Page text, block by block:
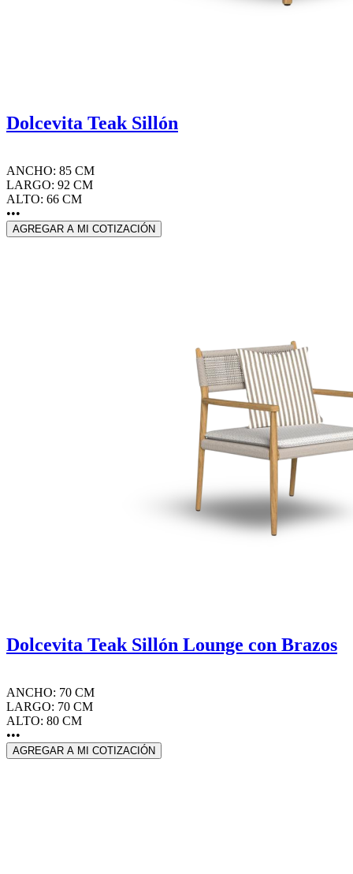
Dolcevita Teak Sillón
ANCHO: 85 CM
LARGO: 92 CM
ALTO: 66 CM
•••
AGREGAR A MI COTIZACIÓN
Dolcevita Teak Sillón Lounge con Brazos
ANCHO: 70 CM
LARGO: 70 CM
ALTO: 80 CM
•••
AGREGAR A MI COTIZACIÓN